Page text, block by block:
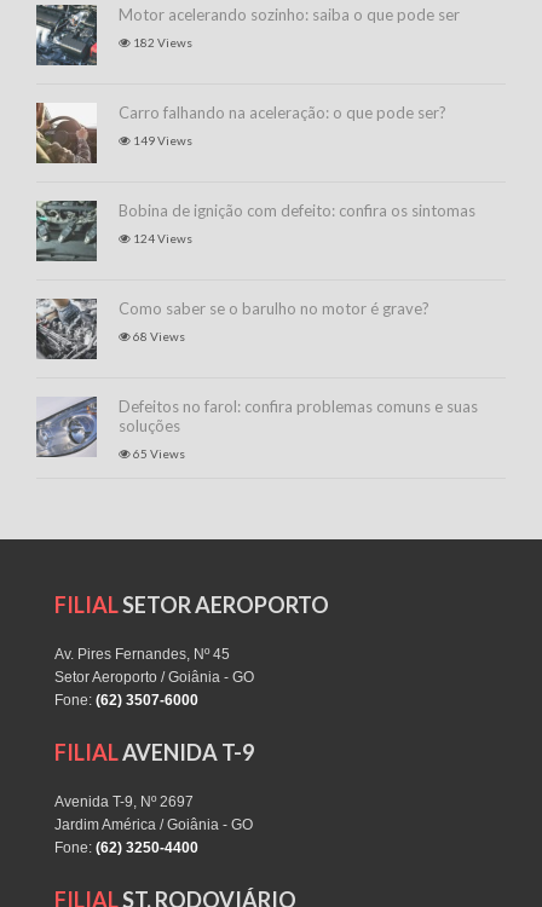
Motor acelerando sozinho: saiba o que pode ser
182 Views
Carro falhando na aceleração: o que pode ser?
149 Views
Bobina de ignição com defeito: confira os sintomas
124 Views
Como saber se o barulho no motor é grave?
68 Views
Defeitos no farol: confira problemas comuns e suas
soluções
65 Views
FILIALSETOR AEROPORTO
Av. Pires Fernandes, Nº 45
Setor Aeroporto / Goiânia - GO
Fone: (62) 3507-6000
FILIALAVENIDA T-9
Avenida T-9, Nº 2697
Jardim América / Goiânia - GO
Fone: (62) 3250-4400
FILIALST. RODOVIÁRIO